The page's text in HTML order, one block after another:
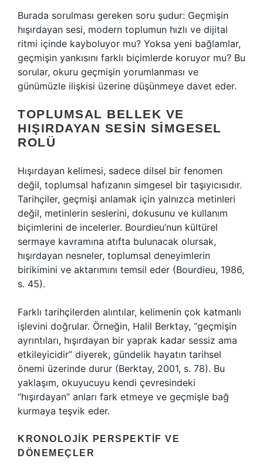
Burada sorulması gereken soru şudur: Geçmişin
hışırdayan sesi, modern toplumun hızlı ve dijital
ritmi içinde kayboluyor mu? Yoksa yeni bağlamlar,
geçmişin yankısını farklı biçimlerde koruyor mu? Bu
sorular, okuru geçmişin yorumlanması ve
günümüzle ilişkisi üzerine düşünmeye davet eder.
TOPLUMSAL BELLEK VE
HIŞIRDAYAN SESIN SIMGESEL
ROLÜ
Hışırdayan kelimesi, sadece dilsel bir fenomen
değil, toplumsal hafızanın simgesel bir taşıyıcısıdır.
Tarihçiler, geçmişi anlamak için yalnızca metinleri
değil, metinlerin seslerini, dokusunu ve kullanım
biçimlerini de incelerler. Bourdieu’nun kültürel
sermaye kavramına atıfta bulunacak olursak,
hışırdayan nesneler, toplumsal deneyimlerin
birikimini ve aktarımını temsil eder (Bourdieu, 1986,
s. 45).
Farklı tarihçilerden alıntılar, kelimenin çok katmanlı
işlevini doğrular. Örneğin, Halil Berktay, “geçmişin
ayrıntıları, hışırdayan bir yaprak kadar sessiz ama
etkileyicidir” diyerek, gündelik hayatın tarihsel
önemi üzerinde durur (Berktay, 2001, s. 78). Bu
yaklaşım, okuyucuyu kendi çevresindeki
“hışırdayan” anları fark etmeye ve geçmişle bağ
kurmaya teşvik eder.
KRONOLOJIK PERSPEKTIF VE
DÖNEMEÇLER